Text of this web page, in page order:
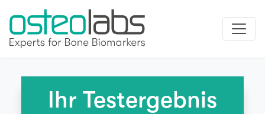
Ihr Testergebnis